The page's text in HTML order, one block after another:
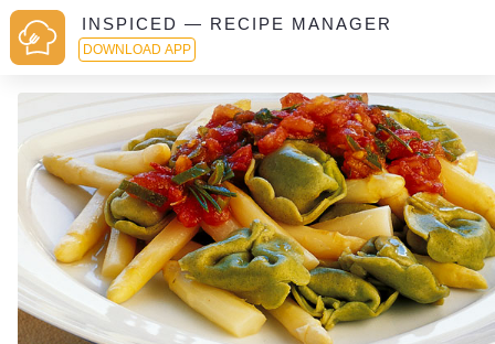
INSPICED — RECIPE MANAGER
DOWNLOAD APP